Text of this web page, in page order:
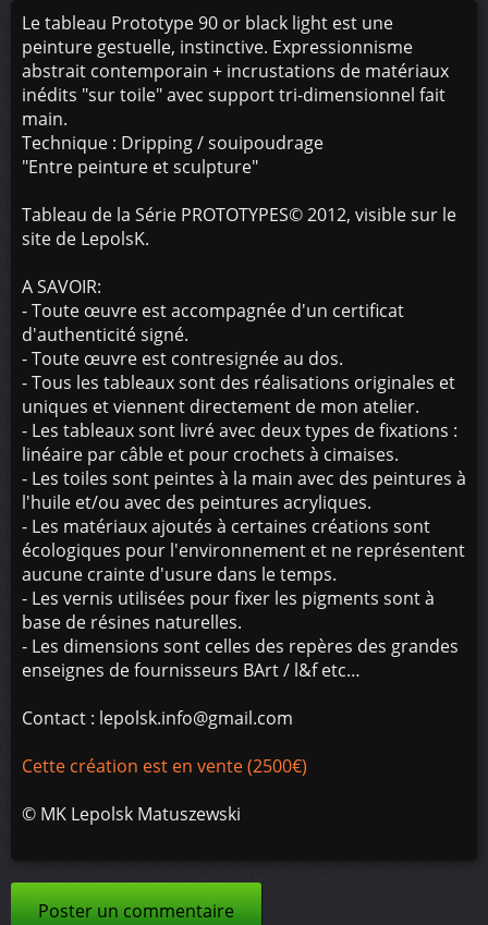
Le tableau Prototype 90 or black light est une
peinture gestuelle, instinctive. Expressionnisme
abstrait contemporain + incrustations de matériaux
inédits "sur toile" avec support tri-dimensionnel fait
main.
Technique : Dripping / souipoudrage
"Entre peinture et sculpture"
Tableau de la Série PROTOTYPES© 2012, visible sur le
site de LepolsK.
A SAVOIR:
- Toute œuvre est accompagnée d'un certificat
d'authenticité signé.
- Toute œuvre est contresignée au dos.
- Tous les tableaux sont des réalisations originales et
uniques et viennent directement de mon atelier.
- Les tableaux sont livré avec deux types de fixations :
linéaire par câble et pour crochets à cimaises.
- Les toiles sont peintes à la main avec des peintures à
l'huile et/ou avec des peintures acryliques.
- Les matériaux ajoutés à certaines créations sont
écologiques pour l'environnement et ne représentent
aucune crainte d'usure dans le temps.
- Les vernis utilisées pour fixer les pigments sont à
base de résines naturelles.
- Les dimensions sont celles des repères des grandes
enseignes de fournisseurs BArt / l&f etc…
Contact : lepolsk.info@gmail.com
Cette création est en vente (2500€)
© MK Lepolsk Matuszewski
Poster un commentaire